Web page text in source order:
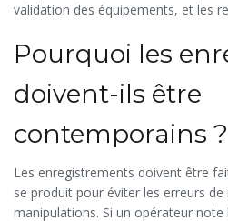
validation des équipements, et les
comme les heures de début et de
d’équipement, les résultats des
signatures des opérateurs.
Pourquoi les
doivent-ils être
contemporains ?
Les enregistrements doivent être
se produit pour éviter les erreurs
manipulations. Si un opérateur note